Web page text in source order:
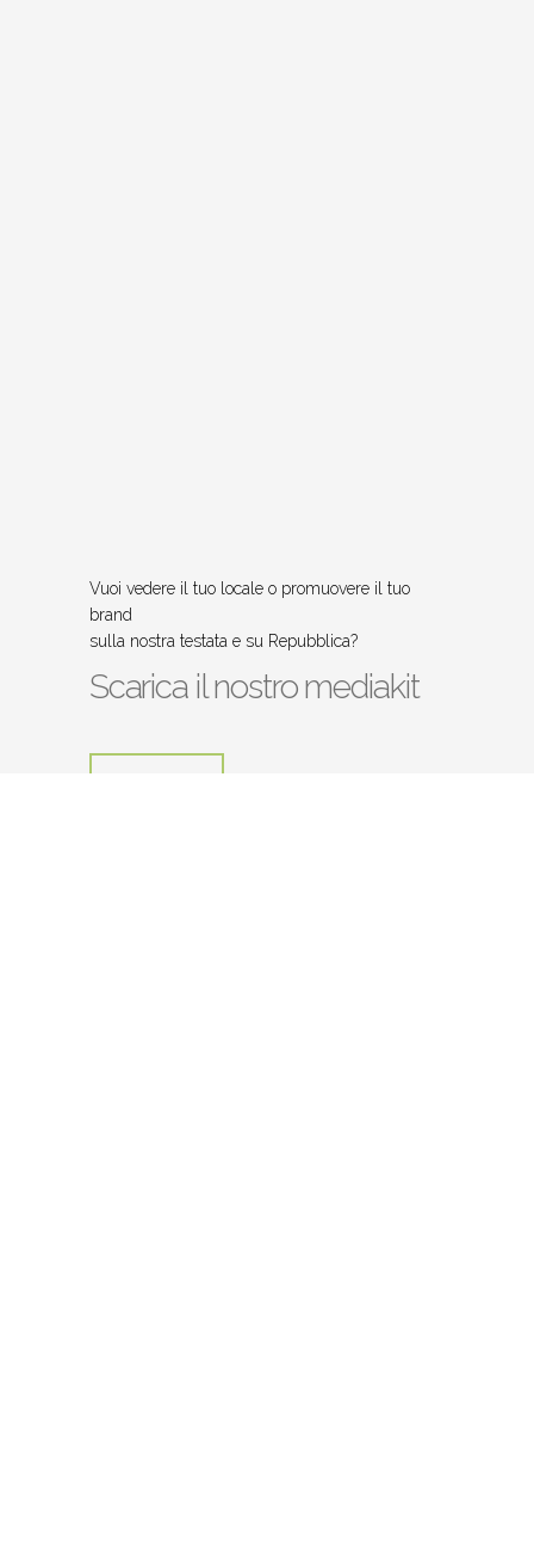
Vuoi vedere il tuo locale o promuovere il tuo
brand
sulla nostra testata e su Repubblica?
Scarica il nostro mediakit